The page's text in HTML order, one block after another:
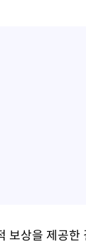
상을 제공한